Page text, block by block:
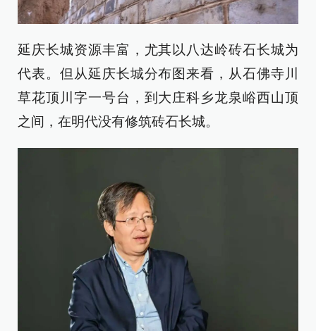
延庆长城资源丰富，尤其以八达岭砖石长城为
代表。但从延庆长城分布图来看，从石佛寺川
草花顶川字一号台，到大庄科乡龙泉峪西山顶
之间，在明代没有修筑砖石长城。